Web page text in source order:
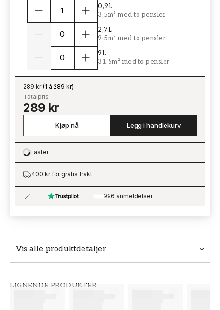
Vis alle produktdetaljer
LIGNENDE PRODUKTER
0,9L
3.5m² med to pensler
2,7L
9.5m² med to pensler
9L
31.5m² med to pensler
289 kr(1 á 289 kr)
Totalpris
289 kr
Kjøp nå Legg i handlekurv
Loading…
Laster
400 kr for gratis frakt
996 anmeldelser